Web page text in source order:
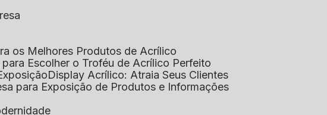
os Melhores Produtos de Acrílico
para Escolher o Troféu de Acrílico Perfeito
Display Acrílico: Atraia Seus Clientes
para Exposição de Produtos e Informações